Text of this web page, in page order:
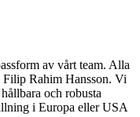
av vårt team. Alla
Rahim Hansson. Vi
och robusta
i Europa eller USA